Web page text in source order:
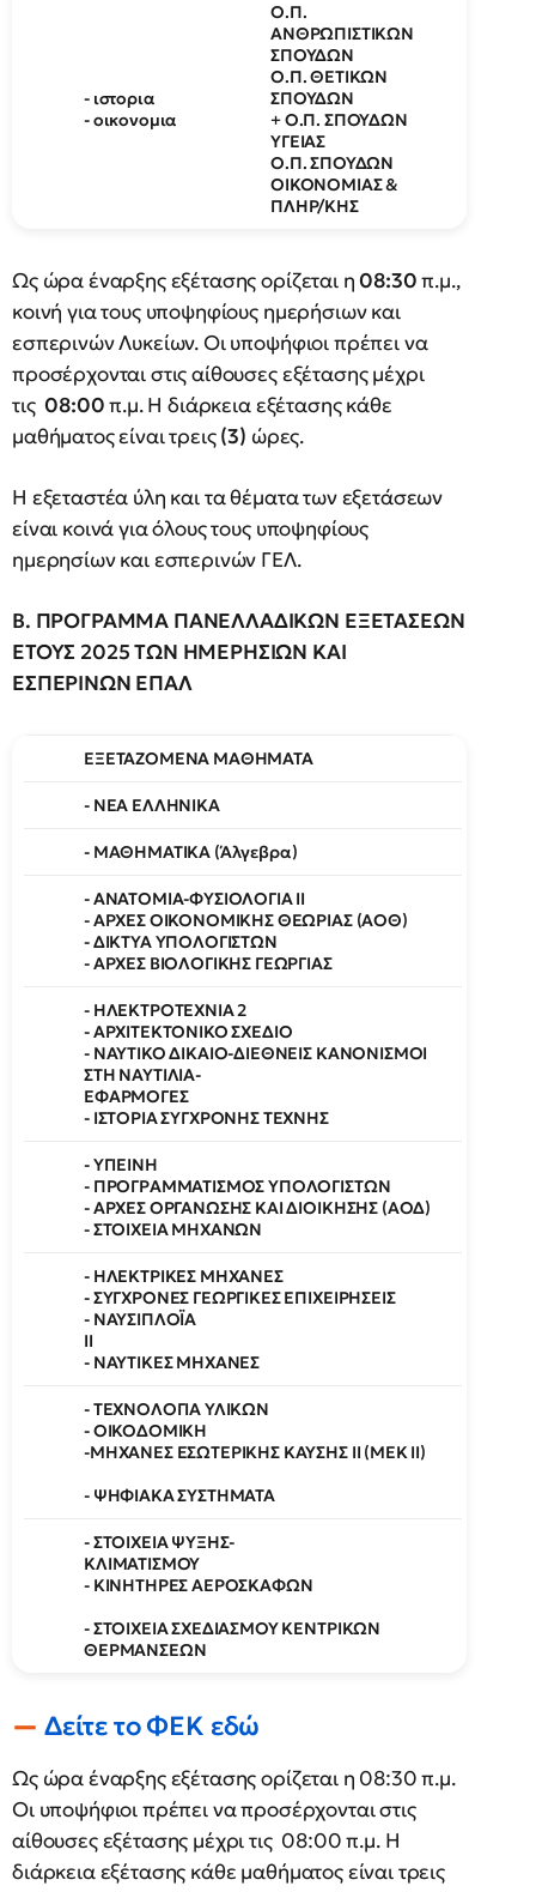
- ιστορια
- οικονομια
Ο.Π.
ΑΝΘΡΩΠΙΣΤΙΚΩΝ
ΣΠΟΥΔΩΝ
Ο.Π. ΘΕΤΙΚΩΝ
ΣΠΟΥΔΩΝ
+ Ο.Π. ΣΠΟΥΔΩΝ
ΥΓΕΙΑΣ
Ο.Π. ΣΠΟΥΔΩΝ
ΟΙΚΟΝΟΜΙΑΣ &
ΠΛΗΡ/ΚΗΣ
Ως ώρα έναρξης εξέτασης ορίζεται η08:30π.μ.,
κοινή για τους υποψηφίους ημερήσιων και
εσπερινών Λυκείων. Οι υποψήφιοι πρέπει να
προσέρχονται στις αίθουσες εξέτασης μέχρι
τις08:00π.μ. Η διάρκεια εξέτασης κάθε
μαθήματος είναι τρεις(3) ώρες.
Η εξεταστέα ύλη και τα θέματα των εξετάσεων
είναι κοινά για όλους τους υποψηφίους
ημερησίων και εσπερινών ΓΕΛ.
Β. ΠΡΟΓΡΑΜΜΑ ΠΑΝΕΛΛΑΔΙΚΩΝ ΕΞΕΤΑΣΕΩΝ
ΕΤΟΥΣ 2025 ΤΩΝ ΗΜΕΡΗΣΙΩΝ ΚΑΙ
ΕΣΠΕΡΙΝΩΝ ΕΠΑΛ
ΕΞΕΤΑΖΟΜΕΝΑ ΜΑΘΗΜΑΤΑ
- ΝΕΑ ΕΛΛΗΝΙΚΑ
- ΜΑΘΗΜΑΤΙΚΑ (Άλγεβρα)
- ΑΝΑΤΟΜΙΑ-ΦΥΣΙΟΛΟΓΙΑ II
- ΑΡΧΕΣ ΟΙΚΟΝΟΜΙΚΗΣ ΘΕΩΡΙΑΣ (ΑΟΘ)
- ΔΙΚΤΥΑ ΥΠΟΛΟΓΙΣΤΩΝ
- ΑΡΧΕΣ ΒΙΟΛΟΓΙΚΗΣ ΓΕΩΡΓΙΑΣ
- ΗΛΕΚΤΡΟΤΕΧΝΙΑ 2
- ΑΡΧΙΤΕΚΤΟΝΙΚΟ ΣΧΕΔΙΟ
- ΝΑΥΤΙΚΟ ΔΙΚΑΙΟ-ΔΙΕΘΝΕΙΣ ΚΑΝΟΝΙΣΜΟΙ
ΣΤΗ ΝΑΥΤΙΛΙΑ-
ΕΦΑΡΜΟΓΕΣ
- ΙΣΤΟΡΙΑ ΣΥΓΧΡΟΝΗΣ ΤΕΧΝΗΣ
- ΥΓΙΕΙΝΗ
- ΠΡΟΓΡΑΜΜΑΤΙΣΜΟΣ ΥΠΟΛΟΓΙΣΤΩΝ
- ΑΡΧΕΣ ΟΡΓΑΝΩΣΗΣ ΚΑΙ ΔΙΟΙΚΗΣΗΣ (ΑΟΔ)
- ΣΤΟΙΧΕΙΑ ΜΗΧΑΝΩΝ
- ΗΛΕΚΤΡΙΚΕΣ ΜΗΧΑΝΕΣ
- ΣΥΓΧΡΟΝΕΣ ΓΕΩΡΓΙΚΕΣ ΕΠΙΧΕΙΡΗΣΕΙΣ
- ΝΑΥΣΙΠΛΟΪΑ
ΙΙ
- ΝΑΥΤΙΚΕΣ ΜΗΧΑΝΕΣ
- ΤΕΧΝΟΛΟΓΙΑ ΥΛΙΚΩΝ
- ΟΙΚΟΔΟΜΙΚΗ
-ΜΗΧΑΝΕΣ ΕΣΩΤΕΡΙΚΗΣ ΚΑΥΣΗΣ II (ΜΕΚ ΙΙ)
- ΨΗΦΙΑΚΑ ΣΥΣΤΗΜΑΤΑ
- ΣΤΟΙΧΕΙΑ ΨΥΞΗΣ-
ΚΛΙΜΑΤΙΣΜΟΥ
- ΚΙΝΗΤΗΡΕΣ ΑΕΡΟΣΚΑΦΩΝ
- ΣΤΟΙΧΕΙΑ ΣΧΕΔΙΑΣΜΟΥ ΚΕΝΤΡΙΚΩΝ
ΘΕΡΜΑΝΣΕΩΝ
Δείτε το ΦΕΚ εδώ
Ως ώρα έναρξης εξέτασης ορίζεται η 08:30 π.μ.
Οι υποψήφιοι πρέπει να προσέρχονται στις
αίθουσες εξέτασης μέχρι τις 08:00 π.μ. Η
διάρκεια εξέτασης κάθε μαθήματος είναι τρεις